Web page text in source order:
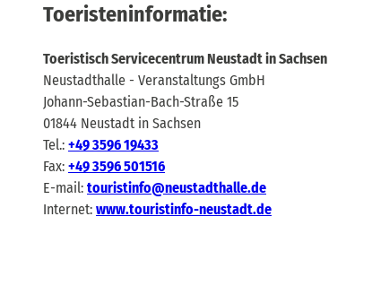
Toeristeninformatie:
Toeristisch Servicecentrum Neustadt in Sachsen
Neustadthalle - Veranstaltungs GmbH
Johann-Sebastian-Bach-Straße 15
01844 Neustadt in Sachsen
Tel.: +49 3596 19433
Fax: +49 3596 501516
E-mail: touristinfo@neustadthalle.de
Internet: www.touristinfo-neustadt.de